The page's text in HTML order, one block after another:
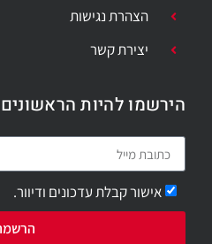
הצהרת נגישות
יצירת קשר
הירשמו להיות
אישור קבלת עדכונים ודיוור.